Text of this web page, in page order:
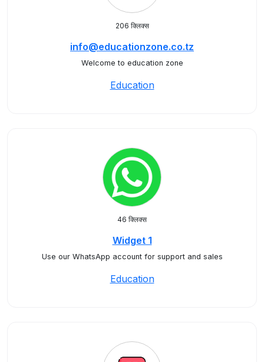
206 क्लिक्स
info@educationzone.co.tz
Welcome to education zone
Education
46 क्लिक्स
Widget 1
Use our WhatsApp account for support and sales
Education